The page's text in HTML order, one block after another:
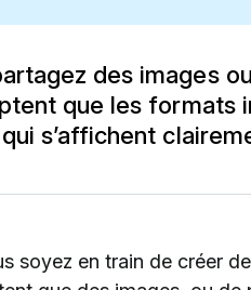
des images
que les formats
s’affichent
soyez en train de créer